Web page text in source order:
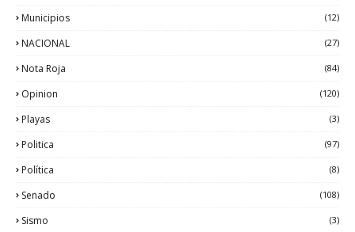
Municipios (12)
NACIONAL (27)
Nota Roja (84)
Opinion (120)
Playas (3)
Politica (97)
Política (8)
Senado (108)
Sismo (3)